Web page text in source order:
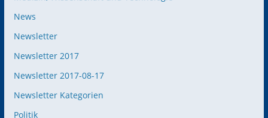
News
Newsletter
Newsletter 2017
Newsletter 2017-08-17
Newsletter Kategorien
Politik